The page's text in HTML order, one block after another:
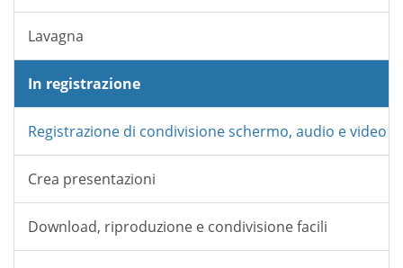
Lavagna
In registrazione
Registrazione di condivisione schermo, audio e video
Crea presentazioni
Download, riproduzione e condivisione facili